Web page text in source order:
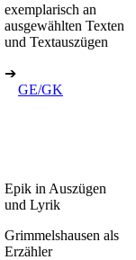
exemplarisch an
ausgewählten Texten
und Textauszügen
➔
GE/GK
Epik in Auszügen
und Lyrik
Grimmelshausen als
Erzähler